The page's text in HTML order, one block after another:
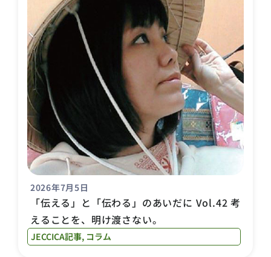
2026年7月5日
「伝える」と「伝わる」のあいだに Vol.42 考
えることを、明け渡さない。
JECCICA記事, コラム